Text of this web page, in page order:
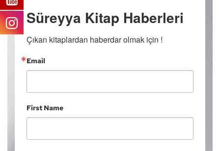
Süreyya Kitap Haberleri
Çıkan kitaplardan haberdar olmak için !
Email
First Name